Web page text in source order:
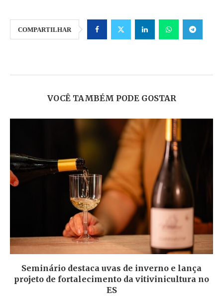
COMPARTILHAR
VOCÊ TAMBÉM PODE GOSTAR
Seminário destaca uvas de inverno e lança
projeto de fortalecimento da vitivinicultura no
ES